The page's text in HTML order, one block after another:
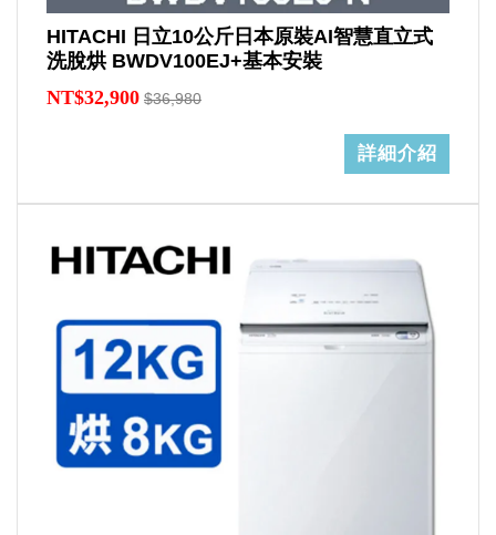
HITACHI 日立10公斤日本原裝AI智慧直立式
洗脫烘 BWDV100EJ+基本安裝
NT$32,900 $36,980
詳細介紹